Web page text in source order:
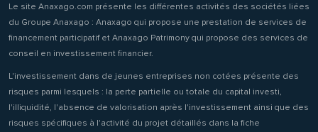
Le site Anaxago.com présente les différentes activités des sociétés liées
du Groupe Anaxago : Anaxago qui propose une prestation de services de
financement participatif et Anaxago Patrimony qui propose des services de
conseil en investissement financier.
L'investissement dans de jeunes entreprises non cotées présente des
risques parmi lesquels : la perte partielle ou totale du capital investi,
l'illiquidité, l'absence de valorisation après l'investissement ainsi que des
risques spécifiques à l'activité du projet détaillés dans la fiche